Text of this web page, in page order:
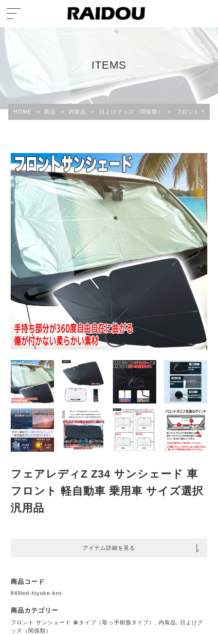
ITEMS
HOME > 商品 > 内装品 > 日よけグッズ（関係類） > フロント サン
フェアレディZ Z34 サンシェード 車
フロント 軽自動車 乗用車 サイズ選択
汎用品
アイテム詳細を見る
商品コード
849led-hiyoke-knt-
商品カテゴリー
フロント サンシェード 傘タイプ（取っ手樹脂タイプ） 内装品
日よけグ
ッズ（関係類）